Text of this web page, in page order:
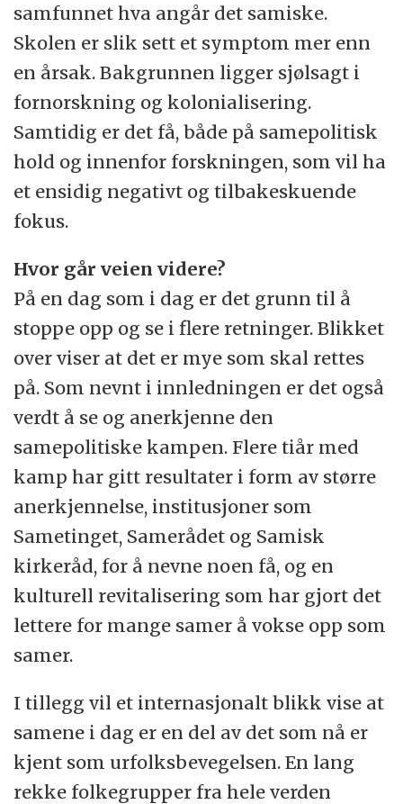
samfunnet hva angår det samiske.
Skolen er slik sett et symptom mer enn
en årsak. Bakgrunnen ligger sjølsagt i
fornorskning og kolonialisering.
Samtidig er det få, både på samepolitisk
hold og innenfor forskningen, som vil ha
et ensidig negativt og tilbakeskuende
fokus.
Hvor går veien videre?
På en dag som i dag er det grunn til å
stoppe opp og se i flere retninger. Blikket
over viser at det er mye som skal rettes
på. Som nevnt i innledningen er det også
verdt å se og anerkjenne den
samepolitiske kampen. Flere tiår med
kamp har gitt resultater i form av større
anerkjennelse, institusjoner som
Sametinget, Samerådet og Samisk
kirkeråd, for å nevne noen få, og en
kulturell revitalisering som har gjort det
lettere for mange samer å vokse opp som
samer.
I tillegg vil et internasjonalt blikk vise at
samene i dag er en del av det som nå er
kjent som urfolksbevegelsen. En lang
rekke folkegrupper fra hele verden